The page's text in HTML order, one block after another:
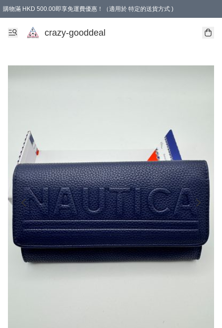
購物滿 HKD 500.00即享免運費優惠！（適用於 特定的送貨方式 )
成為會員可享免費禮品
crazy-gooddeal